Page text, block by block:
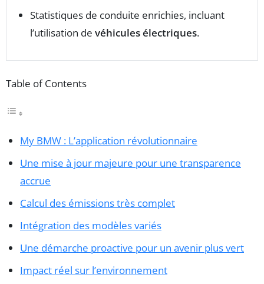
Statistiques de conduite enrichies, incluant
l’utilisation de véhicules électriques.
Table of Contents
My BMW : L’application révolutionnaire
Une mise à jour majeure pour une transparence
accrue
Calcul des émissions très complet
Intégration des modèles variés
Une démarche proactive pour un avenir plus vert
Impact réel sur l’environnement